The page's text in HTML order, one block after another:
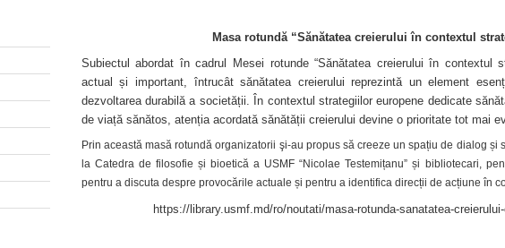
Masa rotundă “Sănătatea creierului în contextul
Subiectul abordat în cadrul Mesei rotunde “Sănătatea creierului în contextul
actual și important, întrucât sănătatea creierului reprezintă un element
dezvoltarea durabilă a societății. În contextul strategiilor europene dedicate
de viață sănătos, atenția acordată sănătății creierului devine o prioritate tot mai
Prin această masă rotundă organizatorii şi-au propus să creeze un spațiu de dialog și
la Catedra de filosofie și bioetică a USMF “Nicolae Testemițanu” și bibliotecari,
pentru a discuta despre provocările actuale și pentru a identifica direcții de acțiune în
https://library.usmf.md/ro/noutati/masa-rotunda-sanatatea-